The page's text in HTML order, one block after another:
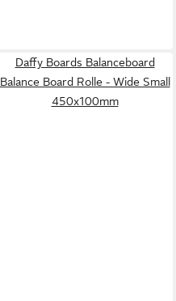
Daffy Boards Balanceboard
Balance Board Rolle - Wide Small
450x100mm